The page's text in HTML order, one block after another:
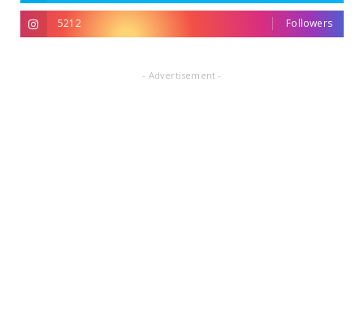
5212 Followers
- Advertisement -